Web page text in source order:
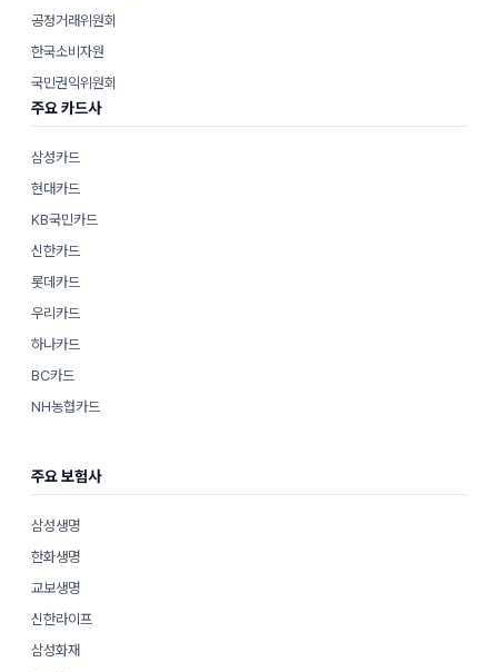
공정거래위원회
한국소비자원
국민권익위원회
주요 카드사
삼성카드
현대카드
KB국민카드
신한카드
롯데카드
우리카드
하나카드
BC카드
NH농협카드
주요 보험사
삼성생명
한화생명
교보생명
신한라이프
삼성화재